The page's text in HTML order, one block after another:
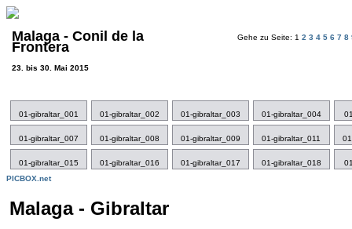
Malaga - Conil de la
Frontera
23. bis 30. Mai 2015
Gehe zu Seite: 1 2 3 4 5 6 7 8
01-gibraltar_001 01-gibraltar_002 01-gibraltar_003 01-gibraltar_004
01-gibraltar_007 01-gibraltar_008 01-gibraltar_009 01-gibraltar_011
01-gibraltar_015 01-gibraltar_016 01-gibraltar_017 01-gibraltar_018
PICBOX.net
Malaga - Gibraltar